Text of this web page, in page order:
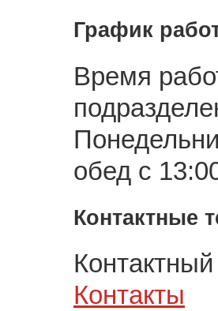
График
Время
обед с
Контактные
Контакты